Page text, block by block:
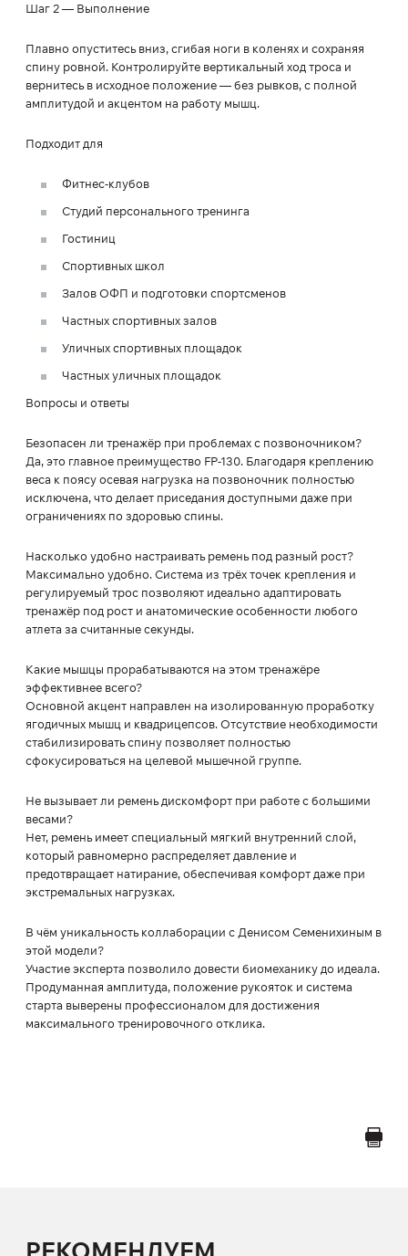
Шаг 2 — Выполнение
Плавно опуститесь вниз, сгибая ноги в коленях и сохраняя
спину ровной. Контролируйте вертикальный ход троса и
вернитесь в исходное положение — без рывков, с полной
амплитудой и акцентом на работу мышц.
Подходит для
Фитнес-клубов
Студий персонального тренинга
Гостиниц
Спортивных школ
Залов ОФП и подготовки спортсменов
Частных спортивных залов
Уличных спортивных площадок
Частных уличных площадок
Вопросы и ответы
Безопасен ли тренажёр при проблемах с позвоночником?
Да, это главное преимущество FP-130. Благодаря креплению
веса к поясу осевая нагрузка на позвоночник полностью
исключена, что делает приседания доступными даже при
ограничениях по здоровью спины.
Насколько удобно настраивать ремень под разный рост?
Максимально удобно. Система из трёх точек крепления и
регулируемый трос позволяют идеально адаптировать
тренажёр под рост и анатомические особенности любого
атлета за считанные секунды.
Какие мышцы прорабатываются на этом тренажёре
эффективнее всего?
Основной акцент направлен на изолированную проработку
ягодичных мышц и квадрицепсов. Отсутствие необходимости
стабилизировать спину позволяет полностью
сфокусироваться на целевой мышечной группе.
Не вызывает ли ремень дискомфорт при работе с большими
весами?
Нет, ремень имеет специальный мягкий внутренний слой,
который равномерно распределяет давление и
предотвращает натирание, обеспечивая комфорт даже при
экстремальных нагрузках.
В чём уникальность коллаборации с Денисом Семенихиным в
этой модели?
Участие эксперта позволило довести биомеханику до идеала.
Продуманная амплитуда, положение рукояток и система
старта выверены профессионалом для достижения
максимального тренировочного отклика.